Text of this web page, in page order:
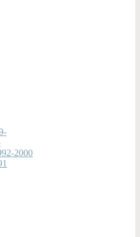
2000